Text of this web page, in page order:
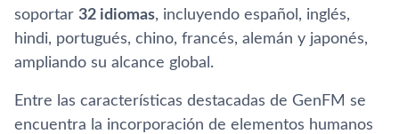
soportar 32 idiomas, incluyendo español, inglés,
hindi, portugués, chino, francés, alemán y japonés,
ampliando su alcance global.
Entre las características destacadas de GenFM se
encuentra la incorporación de elementos humanos